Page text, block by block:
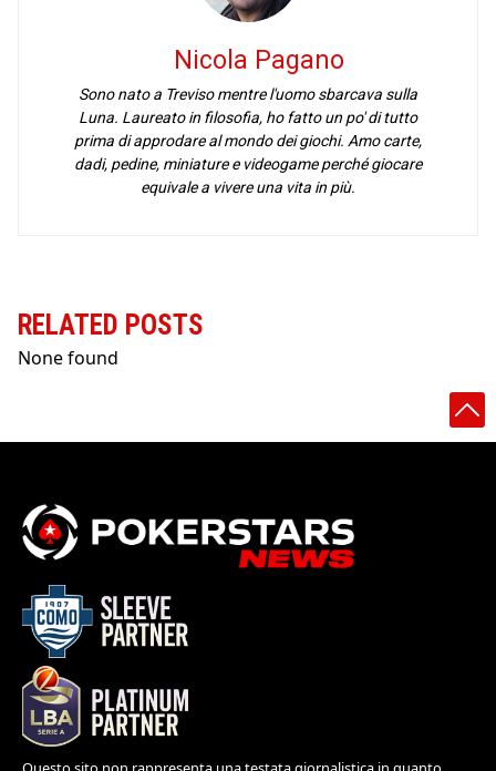
Nicola Pagano
Sono nato a Treviso mentre l'uomo sbarcava sulla
Luna. Laureato in filosofia, ho fatto un po' di tutto
prima di approdare al mondo dei giochi. Amo carte,
dadi, pedine, miniature e videogame perché giocare
equivale a vivere una vita in più.
RELATED POSTS
None found